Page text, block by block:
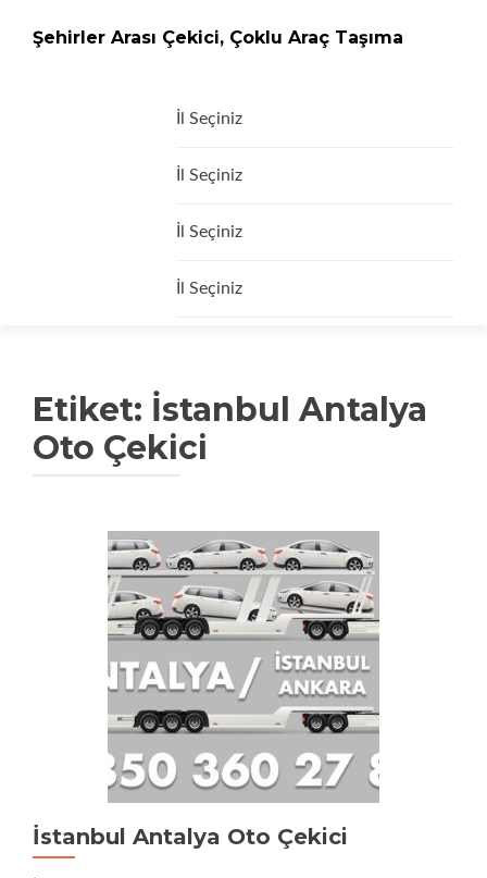
Şehirler Arası Çekici, Çoklu Araç Taşıma
geç
İl Seçiniz
İl Seçiniz
İl Seçiniz
İl Seçiniz
Etiket: İstanbul Antalya
Oto Çekici
İstanbul Antalya Oto Çekici